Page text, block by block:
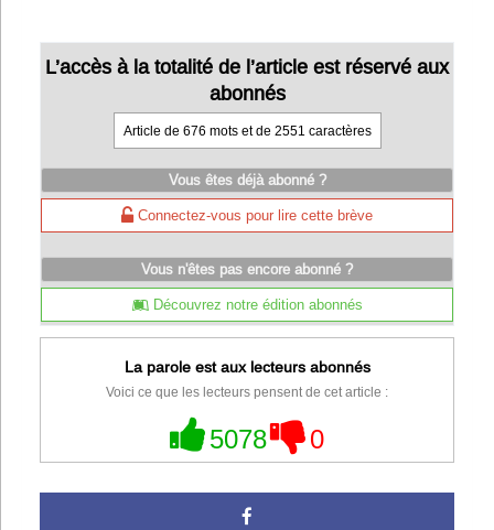
L’accès à la totalité de l’article est réservé aux
abonnés
Article de 676 mots et de 2551 caractères
Vous êtes déjà abonné ?
Connectez-vous pour lire cette brève
Vous n'êtes pas encore abonné ?
Découvrez notre édition abonnés
La parole est aux lecteurs abonnés
Voici ce que les lecteurs pensent de cet article :
5078 0